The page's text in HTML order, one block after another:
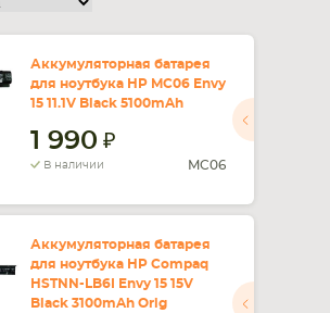
КОМПЛЕКТУЮЩИЕ
Аккумуляторная батарея
для ноутбука HP MC06 Envy
15 11.1V Black 5100mAh
1 990
В наличии MC06
Аккумуляторная батарея
для ноутбука HP Compaq
HSTNN-LB6I Envy 15 15V
Black 3100mAh Orig